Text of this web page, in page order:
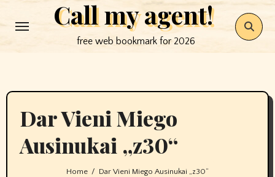
to
Call my agent!
free web bookmark for 2026
Dar Vieni Miego
Ausinukai „z30“
Home Dar Vieni Miego Ausinukai „z30“